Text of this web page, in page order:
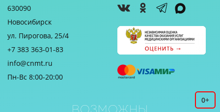
630090
Новосибирск
ул. Пирогова, 25/4
+7 383 363-01-83
info@cnmt.ru
Пн-Вс 8:00-20:00
0+